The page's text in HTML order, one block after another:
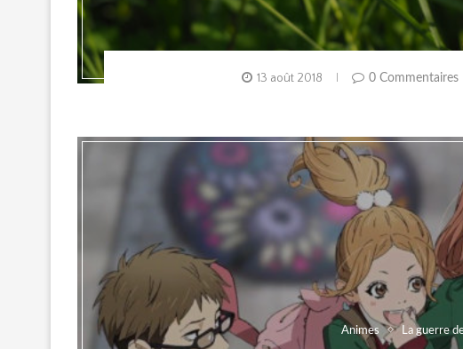
13 août 2018 0 Commentaires
Animes La guerre